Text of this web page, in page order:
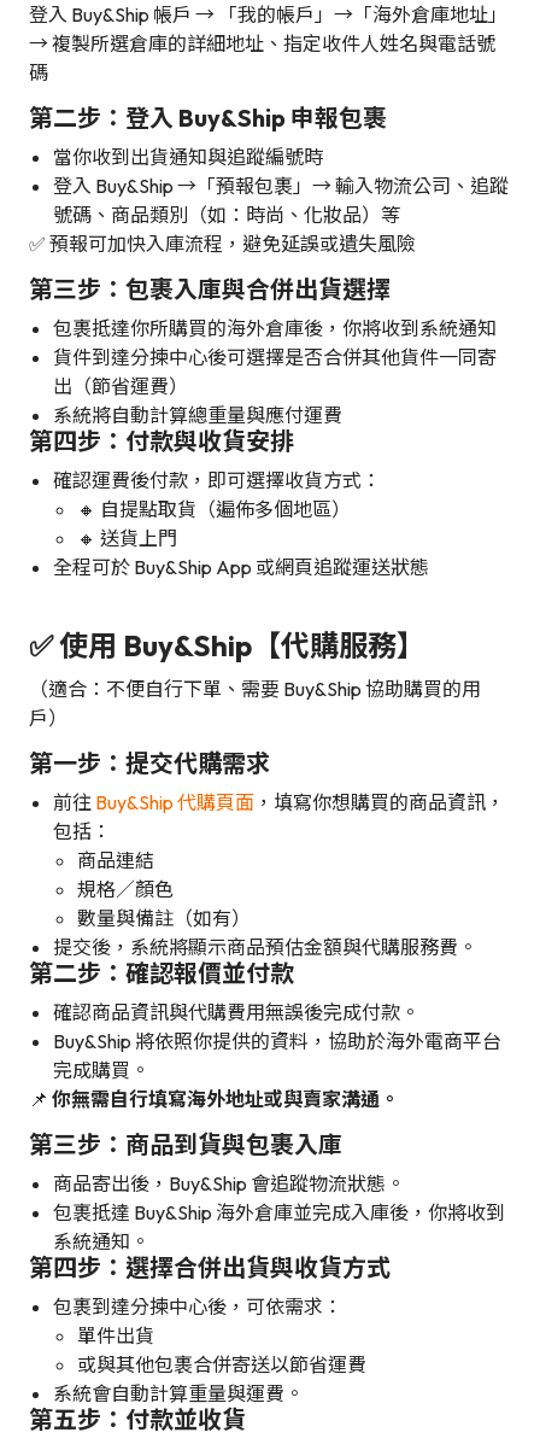
登入 Buy&Ship 帳戶 → 「我的帳戶」→「海外倉庫地址」
→ 複製所選倉庫的詳細地址、指定收件人姓名與電話號
碼
第二步：登入 Buy&Ship 申報包裹
當你收到出貨通知與追蹤編號時
登入 Buy&Ship →「預報包裹」→ 輸入物流公司、追蹤
號碼、商品類別（如：時尚、化妝品）等
✅ 預報可加快入庫流程，避免延誤或遺失風險
第三步：包裹入庫與合併出貨選擇
包裹抵達你所購買的海外倉庫後，你將收到系統通知
貨件到達分揀中心後可選擇是否合併其他貨件一同寄
出（節省運費）
系統將自動計算總重量與應付運費
第四步：付款與收貨安排
確認運費後付款，即可選擇收貨方式：
🔸 自提點取貨（遍佈多個地區）
🔸 送貨上門
全程可於 Buy&Ship App 或網頁追蹤運送狀態
✅ 使用 Buy&Ship【代購服務】
（適合：不便自行下單、需要 Buy&Ship 協助購買的用
戶）
第一步：提交代購需求
前往 Buy&Ship 代購頁面 ，填寫你想購買的商品資訊，
包括：
商品連結
規格／顏色
數量與備註（如有）
提交後，系統將顯示商品預估金額與代購服務費。
第二步：確認報價並付款
確認商品資訊與代購費用無誤後完成付款。
Buy&Ship 將依照你提供的資料，協助於海外電商平台
完成購買。
📌 你無需自行填寫海外地址或與賣家溝通。
第三步：商品到貨與包裹入庫
商品寄出後，Buy&Ship 會追蹤物流狀態。
包裹抵達 Buy&Ship 海外倉庫並完成入庫後，你將收到
系統通知。
第四步：選擇合併出貨與收貨方式
包裹到達分揀中心後，可依需求：
單件出貨
或與其他包裹合併寄送以節省運費
系統會自動計算重量與運費。
第五步：付款並收貨